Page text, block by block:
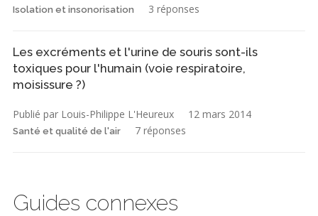
Isolation et insonorisation 3 réponses
Les excréments et l'urine de souris sont-ils
toxiques pour l'humain (voie respiratoire,
moisissure ?)
Publié par Louis-Philippe L'Heureux 12 mars 2014
Santé et qualité de l'air 7 réponses
Guides connexes